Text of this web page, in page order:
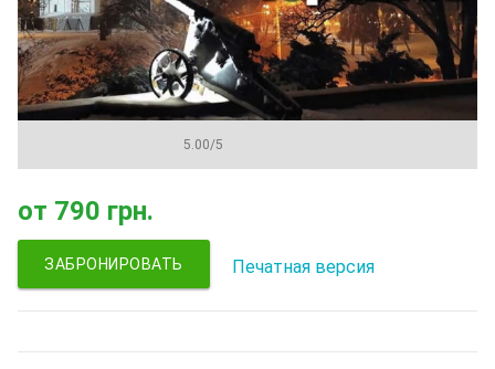
5.00/5
от 790 грн.
ЗАБРОНИРОВАТЬ Печатная версия